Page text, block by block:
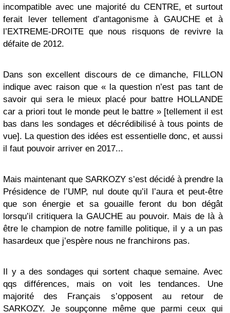
incompatible avec une majorité du CENTRE, et surtout
ferait lever tellement d’antagonisme à GAUCHE et à
l’EXTREME-DROITE que nous risquons de revivre la
défaite de 2012.
Dans son excellent discours de ce dimanche, FILLON
indique avec raison que « la question n’est pas tant de
savoir qui sera le mieux placé pour battre HOLLANDE
car a priori tout le monde peut le battre » [tellement il est
bas dans les sondages et décrédibilisé à tous points de
vue]. La question des idées est essentielle donc, et aussi
il faut pouvoir arriver en 2017...
Mais maintenant que SARKOZY s’est décidé à prendre la
Présidence de l’UMP, nul doute qu’il l’aura et peut-être
que son énergie et sa gouaille feront du bon dégât
lorsqu’il critiquera la GAUCHE au pouvoir. Mais de là à
être le champion de notre famille politique, il y a un pas
hasardeux que j’espère nous ne franchirons pas.
Il y a des sondages qui sortent chaque semaine. Avec
qqs différences, mais on voit les tendances. Une
majorité des Français s’opposent au retour de
SARKOZY. Je soupçonne même que parmi ceux qui